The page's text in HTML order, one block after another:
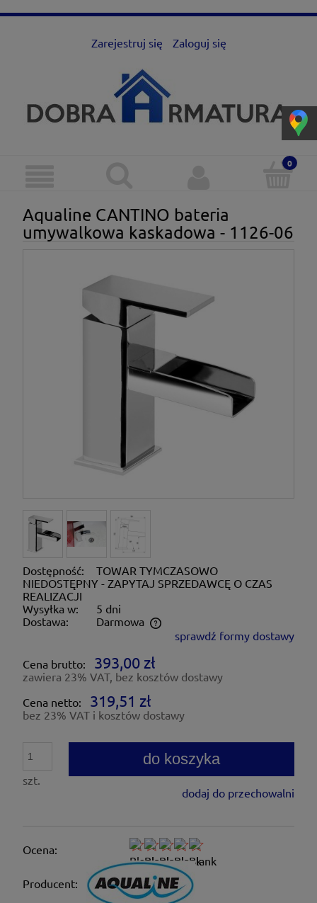
Zarejestruj się Zaloguj się
Aqualine CANTINO bateria
umywalkowa kaskadowa - 1126-06
Dostępność:
TOWAR TYMCZASOWO
NIEDOSTĘPNY - ZAPYTAJ SPRZEDAWCĘ O CZAS
REALIZACJI
Wysyłka w:
5 dni
Dostawa:
Darmowa
Cena nie zawiera ewentualnych kosztów płatności
sprawdź formy dostawy
Cena brutto:
393,00 zł
zawiera 23% VAT, bez kosztów dostawy
Cena netto:
319,51 zł
bez 23% VAT i kosztów dostawy
szt.
do koszyka
dodaj do przechowalni
Ocena:
Producent: